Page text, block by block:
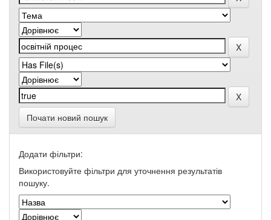
Почати новий пошук
Додати фільтри:
Використовуйте фільтри для уточнення результатів
пошуку.